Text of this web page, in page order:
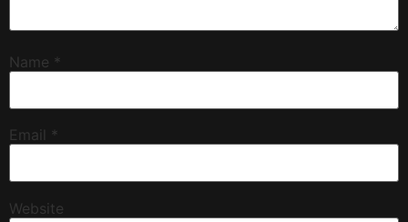
Name *
Email *
Website